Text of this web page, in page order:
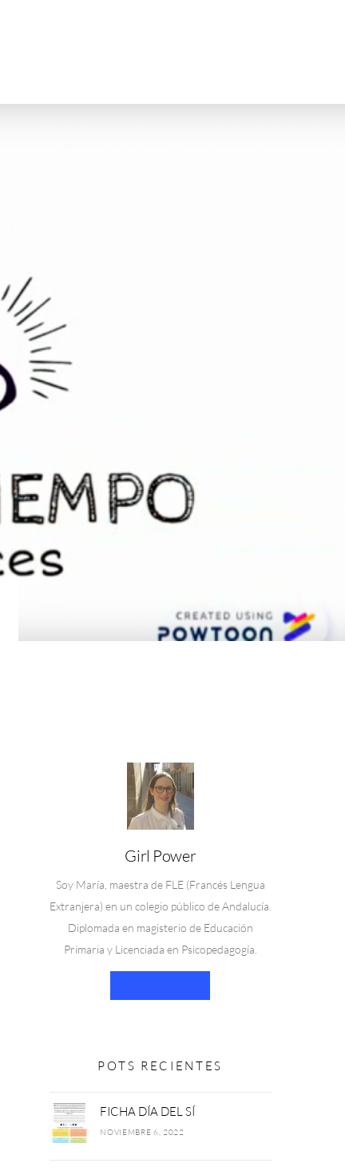
Girl Power
Soy María, maestra de FLE (Francés Lengua
Extranjera) en un colegio público de Andalucía.
Diplomada en magisterio de Educación
Primaria y Licenciada en Psicopedagogía.
POTS RECIENTES
FICHA DÍA DEL SÍ
NOVIEMBRE 6, 2022